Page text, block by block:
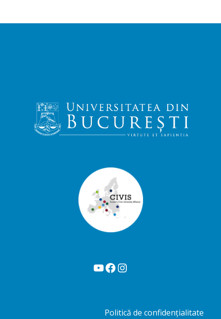
YouTube Facebook Instagram
Politică de confidențialitate